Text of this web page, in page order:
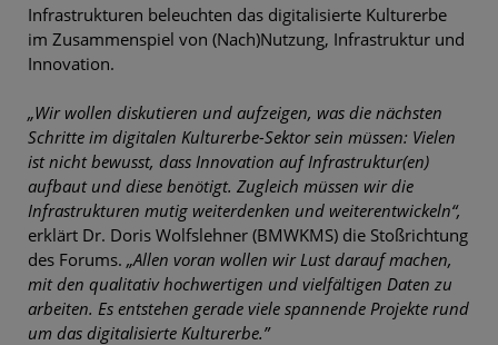
Infrastrukturen beleuchten das digitalisierte Kulturerbe
im Zusammenspiel von (Nach)Nutzung, Infrastruktur und
Innovation.
„Wir wollen diskutieren und aufzeigen, was die nächsten
Schritte im digitalen Kulturerbe-Sektor sein müssen: Vielen
ist nicht bewusst, dass Innovation auf Infrastruktur(en)
aufbaut und diese benötigt. Zugleich müssen wir die
Infrastrukturen mutig weiterdenken und weiterentwickeln“,
erklärt Dr. Doris Wolfslehner (BMWKMS) die Stoßrichtung
des Forums. „Allen voran wollen wir Lust darauf machen,
mit den qualitativ hochwertigen und vielfältigen Daten zu
arbeiten. Es entstehen gerade viele spannende Projekte rund
um das digitalisierte Kulturerbe.”